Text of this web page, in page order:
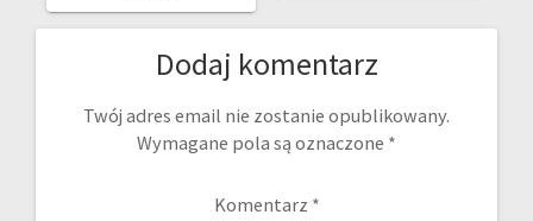
Dodaj komentarz
Twój adres email nie zostanie opublikowany.
Wymagane pola są oznaczone *
Komentarz *